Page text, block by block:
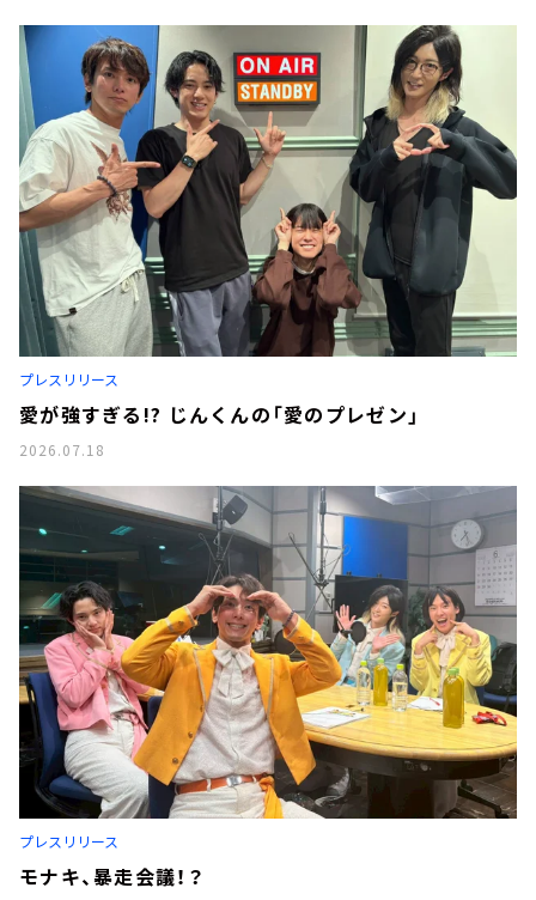
プレスリリース
愛が強すぎる!? じんくんの「愛のプレゼン」
2026.07.18
プレスリリース
モナキ、暴走会議！？